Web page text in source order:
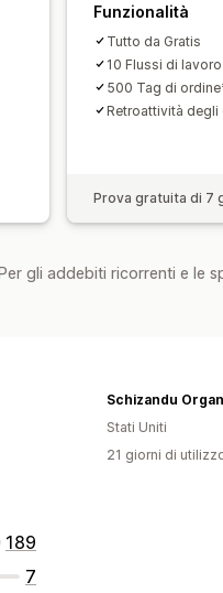
Funzionalità
Tutto da Gratis
10 Flussi di
500 Tag di
Retroattività
Prova gratuita di 7
gli addebiti ricorrenti e le
189
7
Schizandu
Stati Uniti
21 giorni di